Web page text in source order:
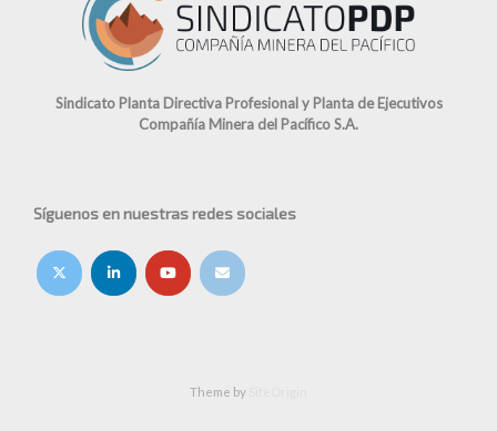
Sindicato Planta Directiva Profesional y Planta de Ejecutivos
Compañía Minera del Pacífico S.A.
Síguenos en nuestras redes sociales
Theme by